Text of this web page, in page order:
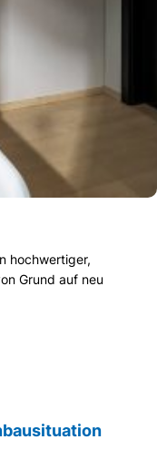
hochwertiger,
Grund auf neu